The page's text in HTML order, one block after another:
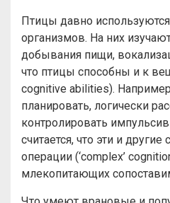
Птицы давно
организмов. На них
добывания пищи,
что птицы способны и к
cognitive abilities).
планировать, логически
контролировать
считается, что эти и
операции (‘complex’
млекопитающих